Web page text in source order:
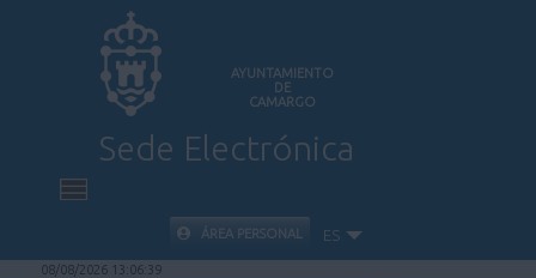
AYUNTAMIENTO
DE
CAMARGO
Sede Electrónica
INICIO
ÁREA PERSONAL ES
08/08/2026 13:06:40